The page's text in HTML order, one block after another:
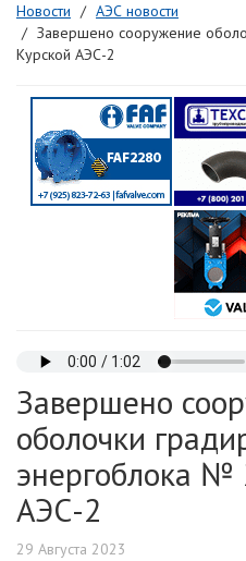
Новости
АЭС новости
Завершено сооружение
Курской АЭС-2
Завершено
оболочки
энергоблока №
АЭС-2
29 Августа 2023